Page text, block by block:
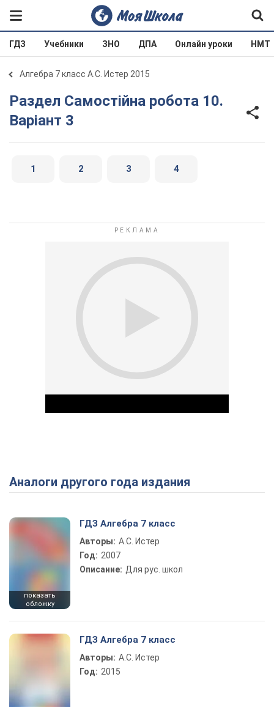
ГДЗ Учебники ЗНО ДПА Онлайн уроки НМТ
Алгебра 7 класс А.С. Истер 2015
Раздел Самостійна робота 10.
Варіант 3
1 2 3 4
Play Video
Аналоги другого года издания
показать
обложку
ГДЗ Алгебра 7 класс
Авторы: А.С. Истер
Год: 2007
Описание: Для рус. школ
ГДЗ Алгебра 7 класс
Авторы: А.С. Истер
Год: 2015